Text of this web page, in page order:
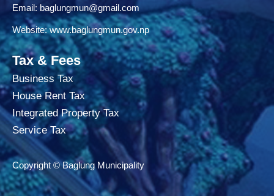
Email: baglungmun@gmail.com
Website:www.baglungmun.gov.np
Tax & Fees
Business Tax
House Rent Tax
Integrated Property Tax
Service Tax
Copyright © Baglung Municipality